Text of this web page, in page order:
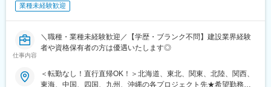
業種未経験歓迎
仕事内容
＼職種・業種未経験歓迎／【学歴・ブランク不問】建設業界経験
者や資格保有者の方は優遇いたします◎
＜転勤なし！直行直帰OK！＞北海道、東北、関東、北陸、関西、
東海、中国、四国、九州、沖縄の各プロジェクト先★希望勤務